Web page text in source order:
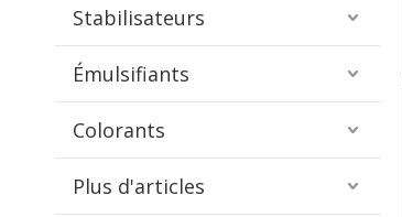
Stabilisateurs
Émulsifiants
Colorants
Plus d'articles